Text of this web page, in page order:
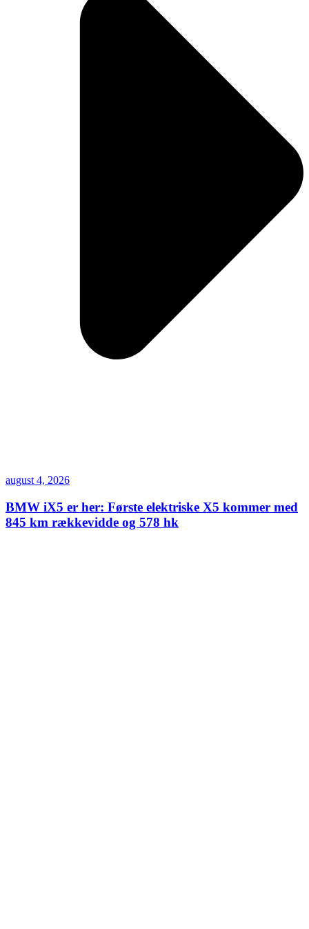
august 4, 2026
BMW iX5 er her: Første elektriske X5 kommer med
845 km rækkevidde og 578 hk